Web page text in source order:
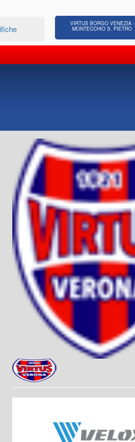
Edilizia Residenziale, Opere pubbliche,
Strade, Opere idrauliche, Bonifica
VIRTUS BORGO VENEZIA -
MONTECCHIO S. PIETRO